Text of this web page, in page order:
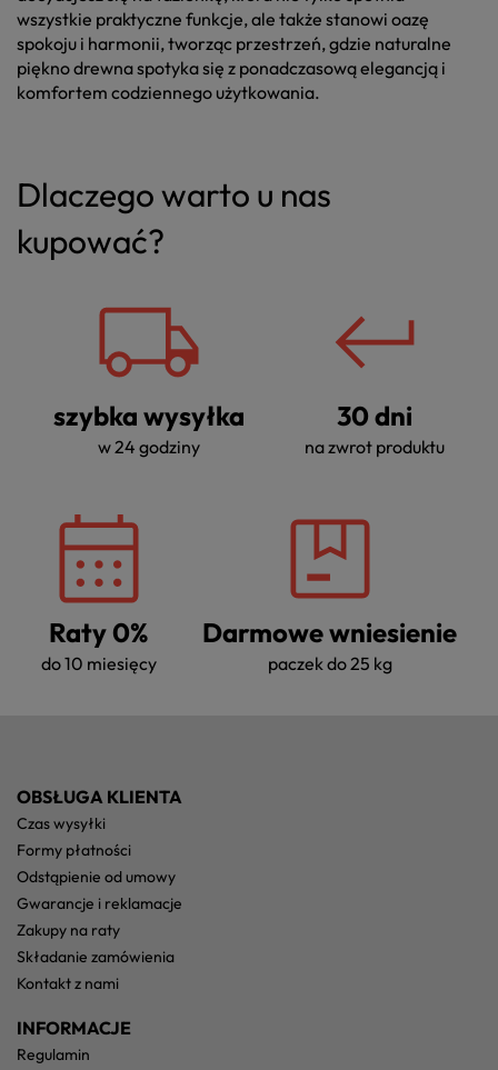
wszystkie praktyczne funkcje, ale także stanowi oazę
spokoju i harmonii, tworząc przestrzeń, gdzie naturalne
piękno drewna spotyka się z ponadczasową elegancją i
komfortem codziennego użytkowania.
Dlaczego warto u nas
kupować?
szybka wysyłka
w 24 godziny
30 dni
na zwrot produktu
Raty 0%
do 10 miesięcy
Darmowe wniesienie
paczek do 25 kg
OBSŁUGA KLIENTA
czas wysyłki
formy płatności
odstąpienie od umowy
gwarancje i reklamacje
zakupy na raty
składanie zamówienia
kontakt z nami
INFORMACJE
regulamin